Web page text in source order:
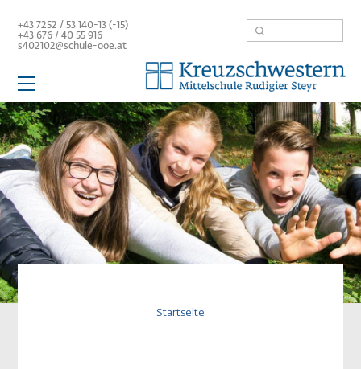
zum
Inhalt
+43 7252 / 53 140-13 (-15)
+43 676 /40 55 916
s402102@schule-ooe.at
Suche
Hauptnavigation
Schule
Aktuelles
Team
Mittelschule
Service / Links
Startseite